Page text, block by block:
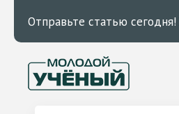
Отправьте статью сегодня!